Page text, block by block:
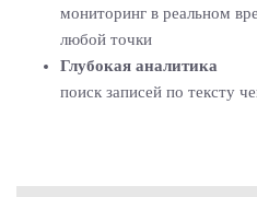
мониторинг в реальном
любой точки
Глубокая аналитика
поиск записей по тексту